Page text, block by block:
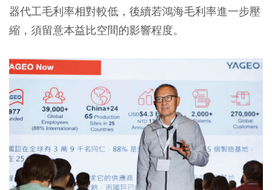
器代工毛利率相對較低，後續若鴻海毛利率進一步壓
縮，須留意本益比空間的影響程度。